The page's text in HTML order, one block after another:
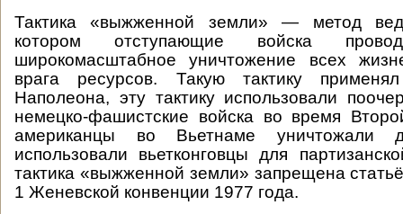
Тактика «выжженной земли» — метод
котором отступающие войска
широкомасштабное уничтожение всех
врага ресурсов. Такую тактику
Наполеона, эту тактику использовали
немецко-фашистские войска во время
американцы во Вьетнаме уничтожали
использовали вьетконговцы для
тактика «выжженной земли» запрещена
1 Женевской конвенции 1977 года.